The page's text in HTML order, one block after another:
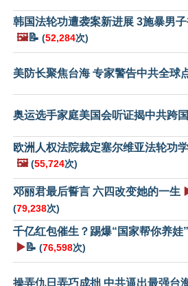
韩国法轮功遭袭案新进展 3施暴男
🖼️📝 (52,284次)
美防长聚焦台海 专家警告中共全球
奥运选手家庭美国会听证揭中共跨
欧洲人权法院裁定塞尔维亚法轮功
🖼️ (55,724次)
邓丽君最后誓言 六四改变她的一生
(79,238次)
千亿红包催生？踢爆“国家帮你养娃
▶️📝 (76,598次)
操弄仇日弄巧成拙 中共逼出最强台